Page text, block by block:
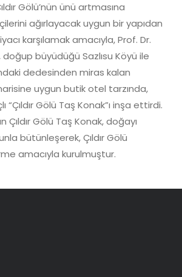
Gölü’nün ünü artmasına
ağırlayacak uygun bir yapıdan
karşılamak amacıyla, Prof. Dr.
büyüdüğü Sazlısu Köyü ile
dedesinden miras kalan
uygun butik otel tarzında,
Gölü Taş Konak”ı inşa ettirdi.
Çıldır Gölü Taş Konak, doğayı
bütünleşerek, Çıldır Gölü
amacıyla kurulmuştur.